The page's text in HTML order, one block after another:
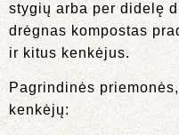
stygių arba per didelę
drėgnas kompostas
ir kitus kenkėjus.
Pagrindinės
kenkėjų: